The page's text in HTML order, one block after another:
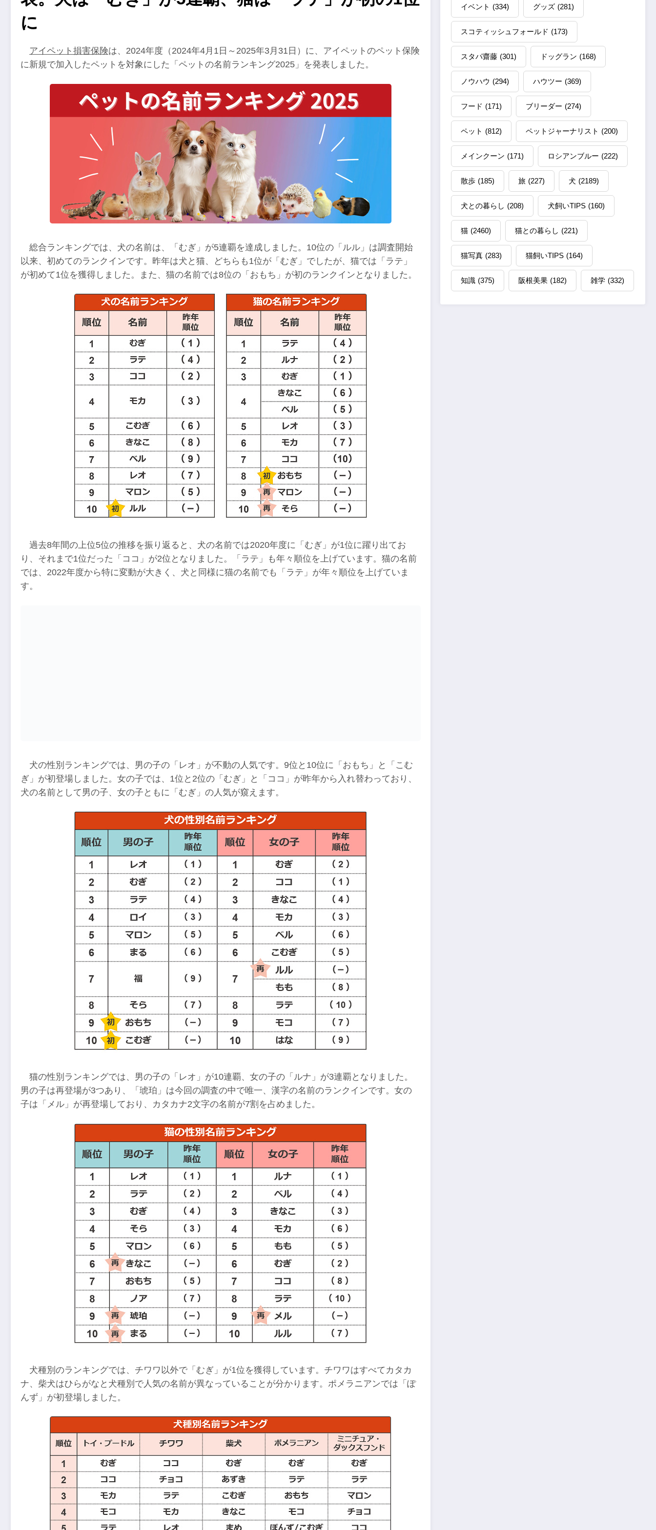
に
アイペット損害保険は、2024年度（2024年4月1日～2025年3月31日）に、アイペットのペット保険
に新規で加入したペットを対象にした「ペットの名前ランキング2025」を発表しました。
総合ランキングでは、犬の名前は、「むぎ」が5連覇を達成しました。10位の「ルル」は調査開始
以来、初めてのランクインです。昨年は犬と猫、どちらも1位が「むぎ」でしたが、猫では「ラテ」
が初めて1位を獲得しました。また、猫の名前では8位の「おもち」が初のランクインとなりました。
過去8年間の上位5位の推移を振り返ると、犬の名前では2020年度に「むぎ」が1位に躍り出てお
り、それまで1位だった「ココ」が2位となりました。「ラテ」も年々順位を上げています。猫の名前
では、2022年度から特に変動が大きく、犬と同様に猫の名前でも「ラテ」が年々順位を上げていま
す。
犬の性別ランキングでは、男の子の「レオ」が不動の人気です。9位と10位に「おもち」と「こむ
ぎ」が初登場しました。女の子では、1位と2位の「むぎ」と「ココ」が昨年から入れ替わっており、
犬の名前として男の子、女の子ともに「むぎ」の人気が窺えます。
猫の性別ランキングでは、男の子の「レオ」が10連覇、女の子の「ルナ」が3連覇となりました。
男の子は再登場が3つあり、「琥珀」は今回の調査の中で唯一、漢字の名前のランクインです。女の
子は「メル」が再登場しており、カタカナ2文字の名前が7割を占めました。
犬種別のランキングでは、チワワ以外で「むぎ」が1位を獲得しています。チワワはすべてカタカ
ナ、柴犬はひらがなと犬種別で人気の名前が異なっていることが分かります。ポメラニアンでは「ぽ
んず」が初登場しました。
イベント (334) グッズ (281)
スコティッシュフォールド (173)
スタパ齋藤 (301) ドッグラン (168)
ノウハウ (294) ハウツー (369)
フード (171) ブリーダー (274)
ペット (812) ペットジャーナリスト (200)
メインクーン (171) ロシアンブルー (222)
散歩 (185) 旅 (227) 犬 (2189)
犬との暮らし (208) 犬飼いTIPS (160)
猫 (2460) 猫との暮らし (221)
猫写真 (283) 猫飼いTIPS (164)
知識 (375) 阪根美果 (182) 雑学 (332)